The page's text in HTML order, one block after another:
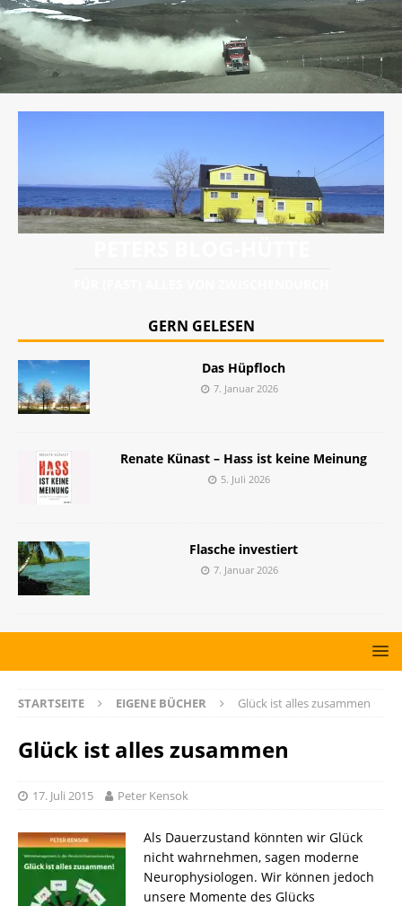
GERN GELESEN
Das Hüpfloch
7. Januar 2026
Renate Künast – Hass ist keine Meinung
5. Juli 2026
Flasche investiert
7. Januar 2026
STARTSEITE EIGENE BÜCHER Glück ist alles zusammen
Glück ist alles zusammen
17. Juli 2015 Peter Kensok
Als Dauerzustand könnten wir Glück
nicht wahrnehmen, sagen moderne
Neurophysiologen. Wir können jedoch
unsere Momente des Glücks